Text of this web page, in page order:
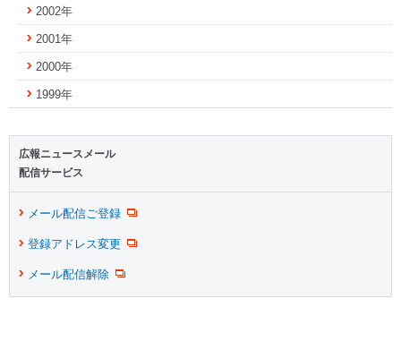
2002年
2001年
2000年
1999年
広報ニュースメール
配信サービス
メール配信ご登録
登録アドレス変更
メール配信解除